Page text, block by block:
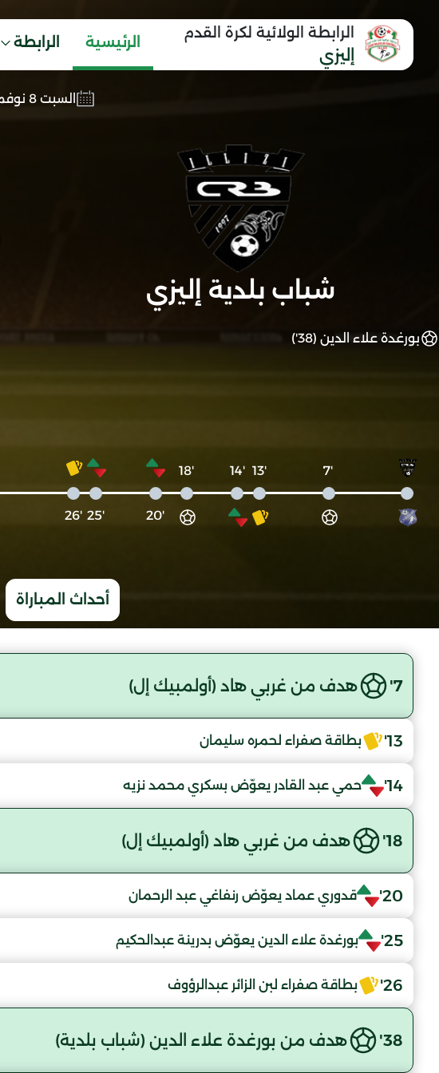
الرابطة الولائية لكرة القدم
إليزي
الرئيسية الرابطة
السبت 8 نوفمبر 2025
شباب بلدية إليزي
بورغدة علاء الدين (38')
'7
'13
'14
'18
'20
'25
'26
أحداث المباراة
7' هدف من غربي هاد (أولمبيك إل)
13' بطاقة صفراء لحمره سليمان
14' حمي عبد القادر يعوّض بسكري محمد نزيه
18' هدف من غربي هاد (أولمبيك إل)
20' قدوري عماد يعوّض رنفاغي عبد الرحمان
25' بورغدة علاء الدين يعوّض بدرينة عبدالحكيم
26' بطاقة صفراء لبن الزائر عبدالرؤوف
38' هدف من بورغدة علاء الدين (شباب بلدية)